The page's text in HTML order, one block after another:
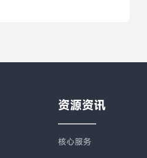
资源资讯
核心服务